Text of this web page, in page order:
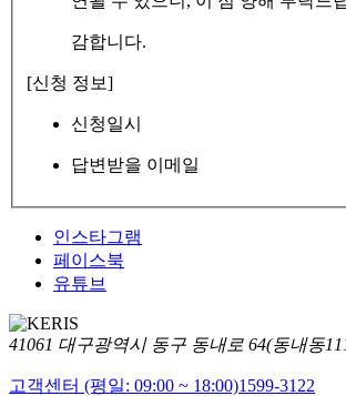
감합니다.
[신청 정보]
신청일시
답변받을 이메일
인스타그램
페이스북
유튜브
41061 대구광역시 동구 동내로 64(동내동
고객센터 (평일: 09:00 ~ 18:00)1599-3122